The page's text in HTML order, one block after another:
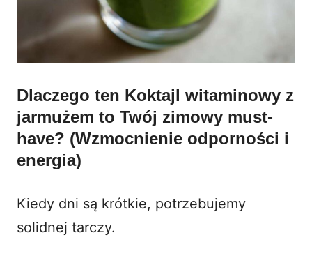
Dlaczego ten Koktajl witaminowy z
jarmużem to Twój zimowy must-
have? (Wzmocnienie odporności i
energia)
Kiedy dni są krótkie, potrzebujemy
solidnej tarczy.